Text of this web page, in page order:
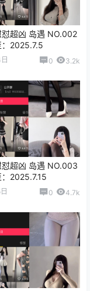
超凶 岛遇 NO.002
2025.7.5
0 3.2k
超凶 岛遇 NO.003
2025.7.15
0 4.7k